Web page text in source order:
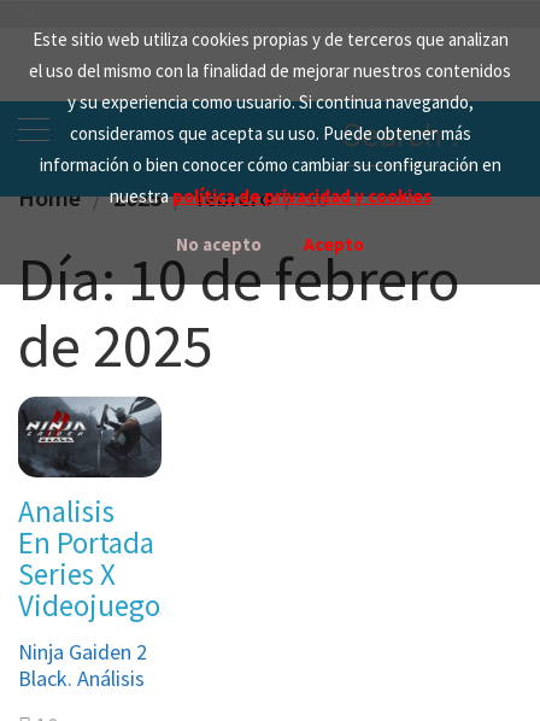
Este sitio web utiliza cookies propias y de terceros que analizan
el uso del mismo con la finalidad de mejorar nuestros contenidos
y su experiencia como usuario. Si continua navegando,
consideramos que acepta su uso. Puede obtener más
información o bien conocer cómo cambiar su configuración en
nuestrapolítica de privacidad y cookies
No acepto Acepto
content
Search
for:
Home 2025 febrero 10
Día:10 de febrero
de 2025
Analisis
En Portada
Series X
Videojuegos
Ninja Gaiden 2
Black. Análisis